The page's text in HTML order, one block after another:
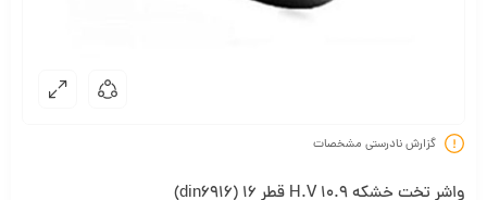
گزارش نادرستی مشخصات
واشر تخت خشکه H.V 10.9 قطر 16 (din6916)